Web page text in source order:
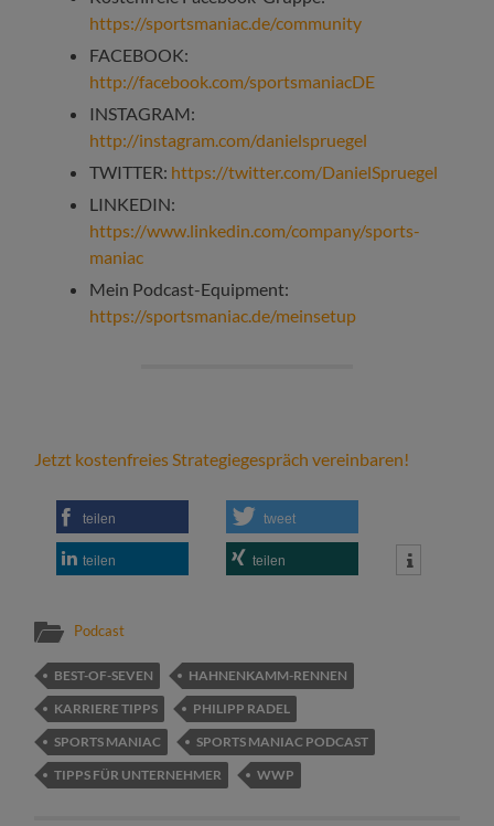
https://sportsmaniac.de/community
FACEBOOK:
http://facebook.com/sportsmaniacDE
INSTAGRAM:
http://instagram.com/danielspruegel
TWITTER: https://twitter.com/DanielSpruegel
LINKEDIN:
https://www.linkedin.com/company/sports-
maniac
Mein Podcast-Equipment:
https://sportsmaniac.de/meinsetup
Jetzt kostenfreies Strategiegespräch vereinbaren!
teilen tweet
teilen teilen
Podcast
BEST-OF-SEVEN
HAHNENKAMM-RENNEN
KARRIERE TIPPS
PHILIPP RADEL
SPORTS MANIAC
SPORTS MANIAC PODCAST
TIPPS FÜR UNTERNEHMER
WWP